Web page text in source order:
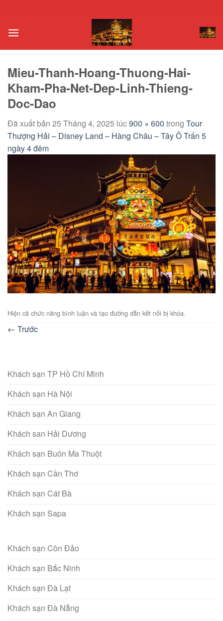
nội
Mieu-Thanh-Hoang-Thuong-Hai-
Kham-Pha-Net-Dep-Linh-Thieng-
Doc-Dao
Đã xuất bản 25 Tháng 4, 2025 lúc900 × 600 trong Tour
Thượng Hải – Disney Land – Hàng Châu – Tây Ô Trấn 5
ngày 4 đêm
Hiện cả chức năng bình luận và tạo đường dẫn kết nối bị khóa.
← Trước
Khách sạn TP Hồ Chí Minh
Khách sạn Hà Nội
Khách sạn An Giang
Khách san Hải Dương
Khách sạn Buôn Ma Thuột
Khách sạn Cần Thơ
Khách sạn Cát Bà
Khách sạn Sapa
Khách sạn Côn Đảo
Khách sạn Bắc Ninh
Khách sạn Đà Lạt
Khách sạn Đà Nẵng